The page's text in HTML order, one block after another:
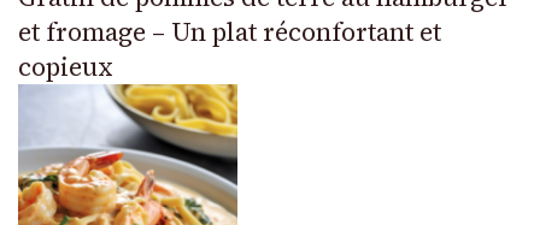
et fromage – Un plat réconfortant et
copieux